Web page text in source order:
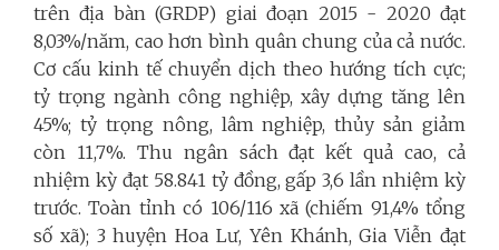
trên địa bàn (GRDP) giai đoạn 2015 - 2020 đạt
8,03%/năm, cao hơn bình quân chung của cả nước.
Cơ cấu kinh tế chuyển dịch theo hướng tích cực;
tỷ trọng ngành công nghiệp, xây dựng tăng lên
45%; tỷ trọng nông, lâm nghiệp, thủy sản giảm
còn 11,7%. Thu ngân sách đạt kết quả cao, cả
nhiệm kỳ đạt 58.841 tỷ đồng, gấp 3,6 lần nhiệm kỳ
trước. Toàn tỉnh có 106/116 xã (chiếm 91,4% tổng
số xã); 3 huyện Hoa Lư, Yên Khánh, Gia Viễn đạt